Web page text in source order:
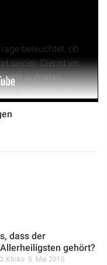
beleuchtet, ob
seinen Dienst im
aufnahm.
die Vorhänge der
von
kann. Der
dass der
gehört?
Klicks 5. Mai 2015